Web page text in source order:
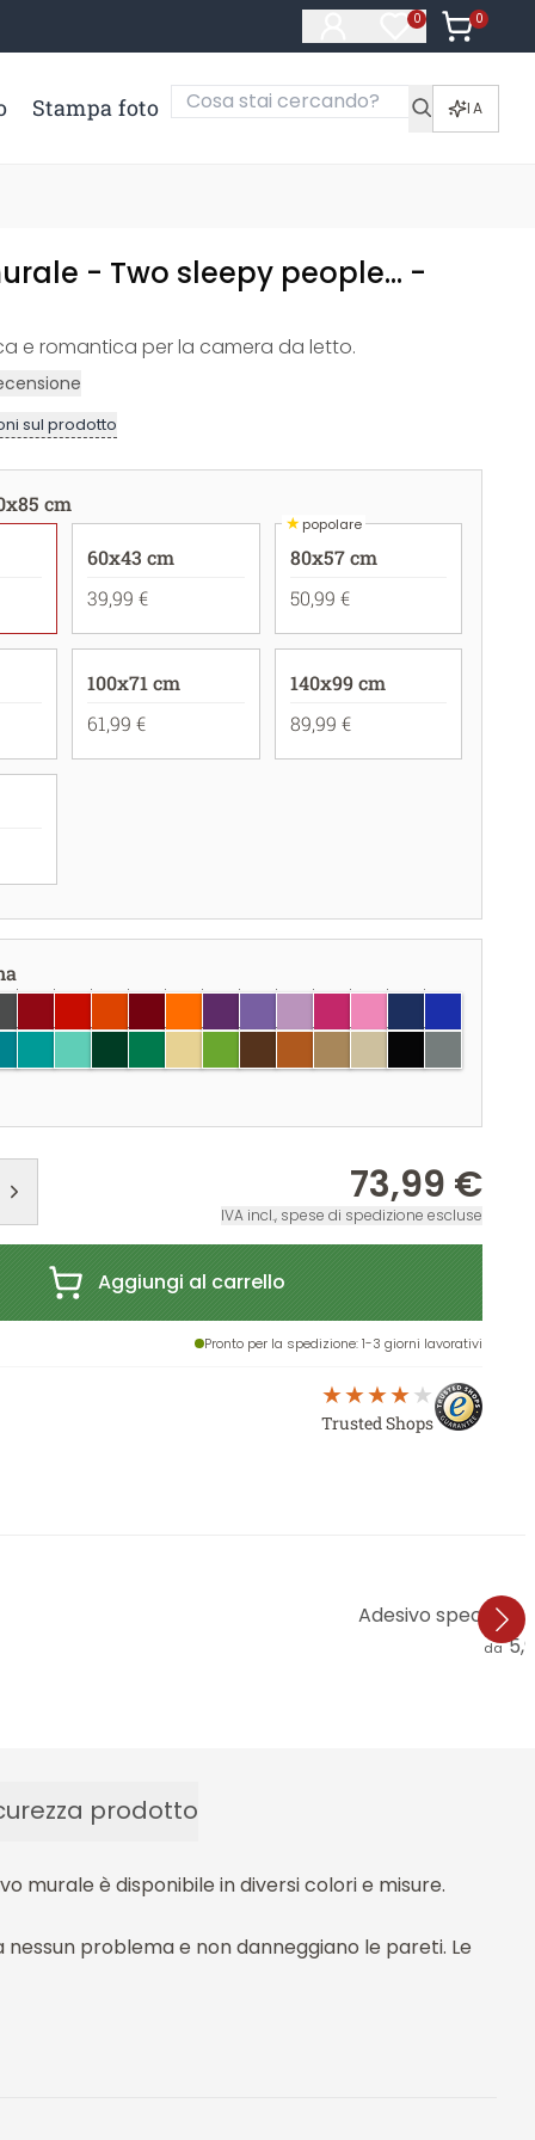
0
Articoli nella
0
Articoli
Stampa foto IA
- Two sleepy people... -
e romantica per la camera da letto.
sul prodotto
cm
60x43 cm
39,99 €
★popolare
80x57 cm
50,99 €
100x71 cm
61,99 €
140x99 cm
89,99 €
73,99 €
IVA incl., spese di spedizione escluse
Aggiungi al carrello
Pronto per la spedizione: 1-3 giorni lavorativi
Trusted Shops
Adesivo specchio
da
prodotto
murale è disponibile in diversi colori e misure.
nessun problema e non danneggiano le pareti. Le